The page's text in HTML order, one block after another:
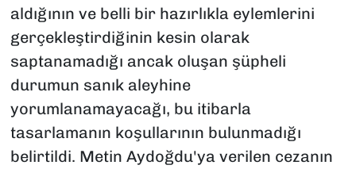
aldığının ve belli bir hazırlıkla eylemlerini
gerçekleştirdiğinin kesin olarak
saptanamadığı ancak oluşan şüpheli
durumun sanık aleyhine
yorumlanamayacağı, bu itibarla
tasarlamanın koşullarının bulunmadığı
belirtildi. Metin Aydoğdu'ya verilen cezanın